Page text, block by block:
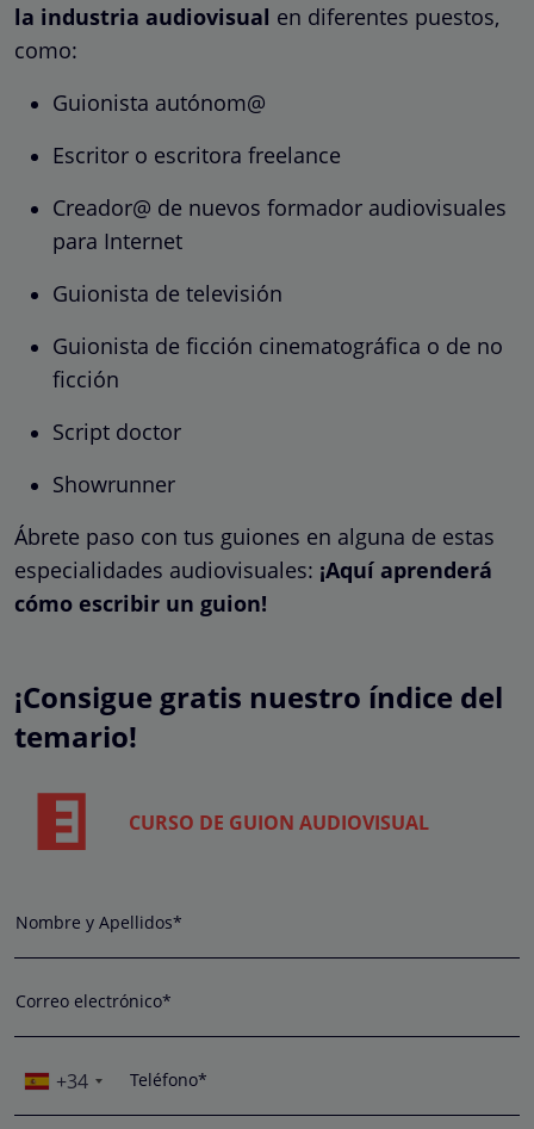
la industria audiovisual en diferentes puestos,
como:
Guionista autónom@
Escritor o escritora freelance
Creador@ de nuevos formador audiovisuales
para Internet
Guionista de televisión
Guionista de ficción cinematográfica o de no
ficción
Script doctor
Showrunner
Ábrete paso con tus guiones en alguna de estas
especialidades audiovisuales: ¡Aquí aprenderá
cómo escribir un guion!
¡Consigue gratis nuestro índice del
temario!
CURSO DE GUION AUDIOVISUAL
Nombre y Apellidos*
Correo electrónico*
+34 Teléfono*